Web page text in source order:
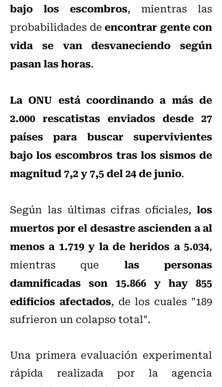
bajo los escombros, mientras las
probabilidades deencontrar gente con
vida se van desvaneciendo según
pasan las horas.
La ONU está coordinando a más de
2.000 rescatistas enviados desde 27
países para buscar supervivientes
bajo los escombros tras los sismos de
magnitud 7,2 y 7,5 del 24 de junio.
Según las últimas cifras oficiales, los
muertos por el desastre ascienden a al
menos a 1.719 y la de heridos a 5.034,
mientras que las personas
damnificadas son 15.866 y hay 855
edificios afectados, de los cuales "189
sufrieron un colapso total".
Una primera evaluación experimental
rápida realizada por la agencia